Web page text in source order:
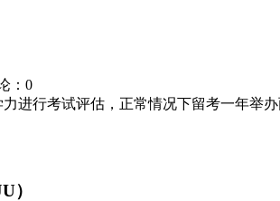
：0
进行考试评估，正常情况下留考一年举
）